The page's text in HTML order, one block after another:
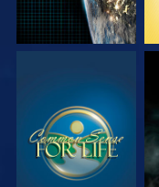
MŰSORNÉZÉS